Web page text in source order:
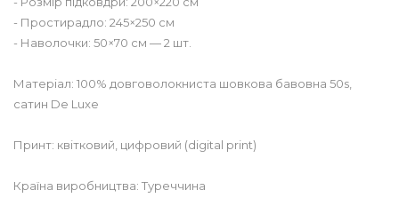
- Простирадло: 245×250 см
- Наволочки: 50×70 см — 2 шт.
Матеріал: 100% довговолокниста шовкова бавовна 50s,
сатин De Luxe
Принт: квітковий, цифровий (digital print)
Країна виробництва: Туреччина